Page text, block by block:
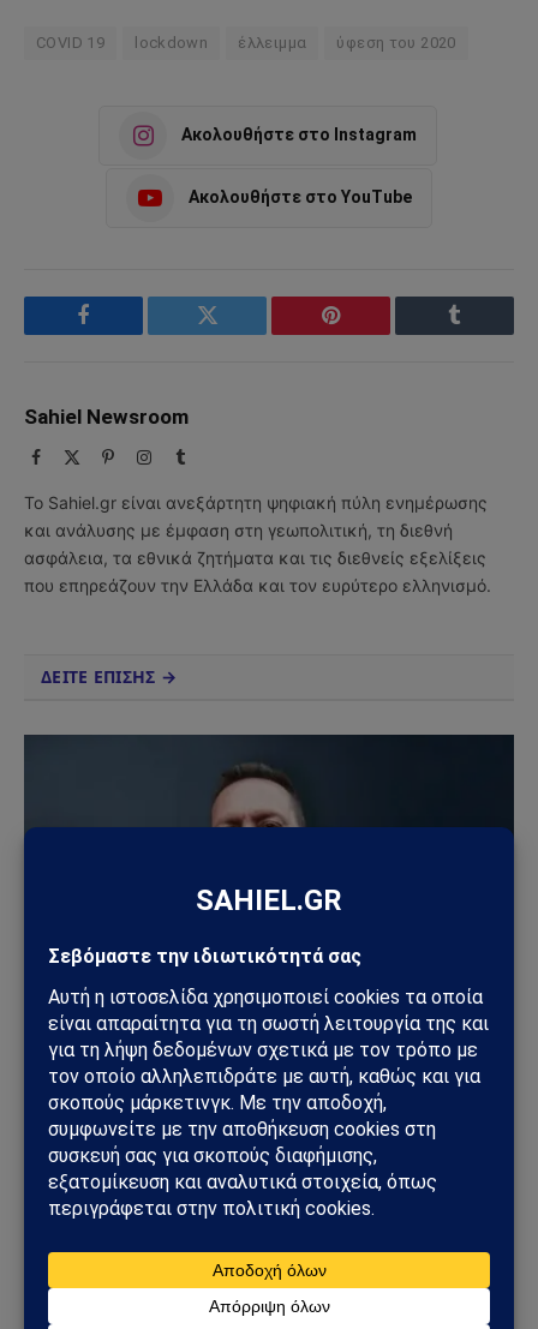
COVID 19 lockdown έλλειμμα ύφεση του 2020
Ακολουθήστε στο Instagram
Ακολουθήστε στο YouTube
Facebook Twitter Pinterest Tumblr
Sahiel Newsroom
Facebook PinterestInstagram
Tumblr
Το Sahiel.gr είναι ανεξάρτητη ψηφιακή πύλη ενημέρωσης
και ανάλυσης με έμφαση στη γεωπολιτική, τη διεθνή
ασφάλεια, τα εθνικά ζητήματα και τις διεθνείς εξελίξεις
που επηρεάζουν την Ελλάδα και τον ευρύτερο ελληνισμό.
ΔΕΙΤΕ ΕΠΙΣΗΣ →
ΟΙΚΟΝΟΜΊΑ
Προειδοποίηση Στουρνάρα για τις συντάξεις: «Οι
δημόσιες παροχές δεν θα επαρκούν στο μέλλον»
18/06/2026